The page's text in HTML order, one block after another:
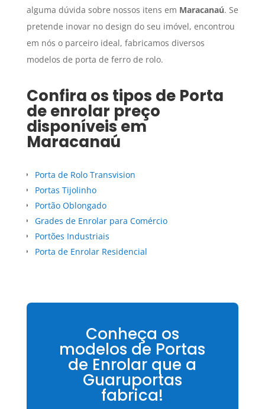
alguma dúvida sobre nossos itens em Maracanaú. Se
pretende inovar no design do seu imóvel, encontrou
em nós o parceiro ideal, fabricamos diversos
modelos de porta de ferro de rolo.
Confira os tipos de Porta
de enrolar preço
disponíveis em
Maracanaú
Porta de Rolo Transvision
Portas Tijolinho
Portão Oblongado
Grades de Enrolar para Comércio
Portões Industriais
Porta de Enrolar Residencial
Conheça os
modelos de Portas
de Enrolar que a
Guaruportas
fabrica!